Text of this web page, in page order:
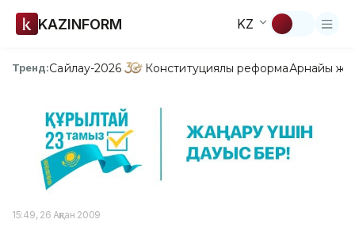
KAZINFORM KZ
Тренд:Сайлау-2026 Конституциялық реформаАрнайы
15:49, 26 Ақпан 2009